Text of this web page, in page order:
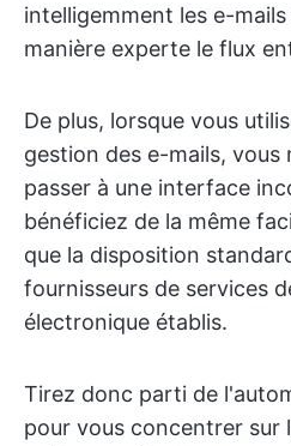
intelligemment les e-
manière experte le flux
De plus, lorsque vous
gestion des e-mails, vous
passer à une interface
bénéficiez de la même
que la disposition
fournisseurs de services
électronique établis.
Tirez donc parti de
pour vous concentrer sur